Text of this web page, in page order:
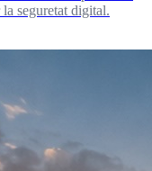
seguretat digital.